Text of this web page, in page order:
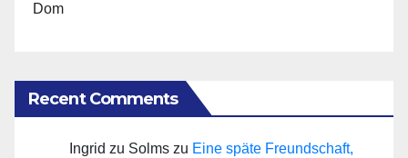
Dom
Recent Comments
Ingrid zu Solms zu Eine späte Freundschaft,